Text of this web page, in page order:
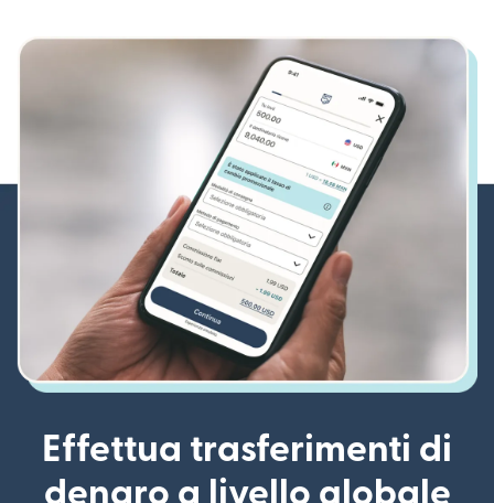
Effettua trasferimenti di
denaro a livello globale